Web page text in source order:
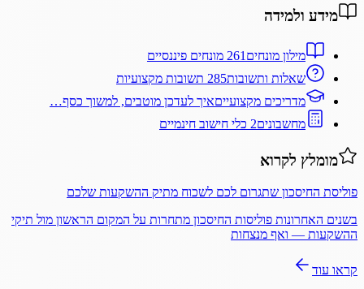
מידע ולמידה
מילון מונחים 261 מונחים פיננסיים
שאלות ותשובות285 תשובות מקצועיות
מדריכים מקצועייםאיך לעדכן מוטבים, למשוך כסף…
מחשבונים2 כלי חישוב חינמיים
מומלץ לקרוא
פוליסת החיסכון שתגרום לכם לשכוח מתיק ההשקעות שלכם
בשנים האחרונות פוליסות החיסכון מתחרות על המקום הראשון מול תיקי
ההשקעות — ואף מנצחות
קראו עוד